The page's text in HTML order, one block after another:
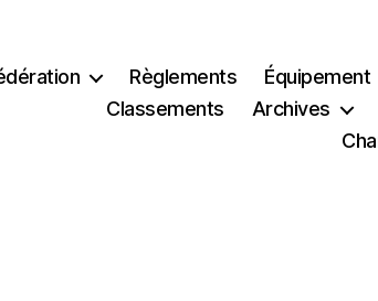
Règlements Équipement
Classements
Archives